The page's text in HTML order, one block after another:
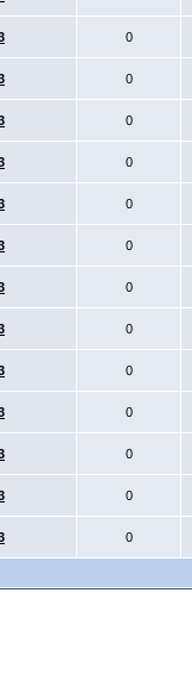
0
0
0
0
0
0
0
0
0
0
0
0
0